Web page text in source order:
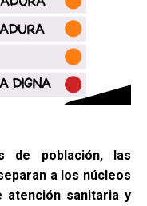
de población, las
a los núcleos
atención sanitaria y